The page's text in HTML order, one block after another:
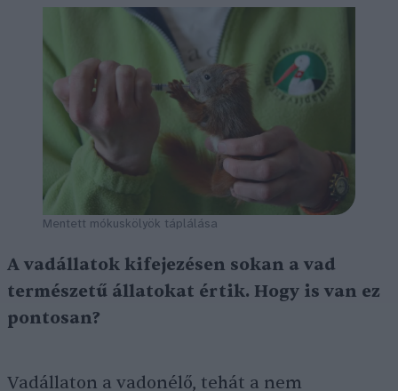
Mentett mókuskölyök táplálása
A vadállatok kifejezésen sokan a vad
természetű állatokat értik. Hogy is van ez
pontosan?
Vadállaton a vadonélő, tehát a nem